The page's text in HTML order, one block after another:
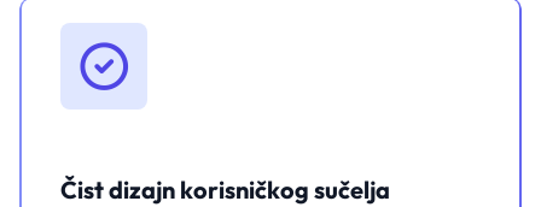
Čist dizajn korisničkog sučelja